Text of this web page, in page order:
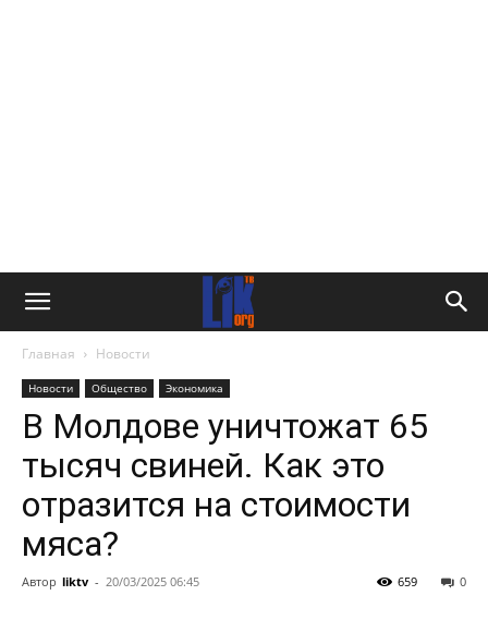
Главная Новости
Новости Общество Экономика
В Молдове уничтожат 65
тысяч свиней. Как это
отразится на стоимости
мяса?
Автор liktv - 20/03/2025 06:45 0
659